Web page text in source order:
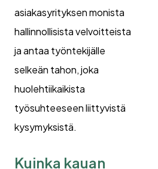
asiakasyrityksen monista
hallinnollisista velvoitteista
ja antaa työntekijälle
selkeän tahon, joka
huolehtiikaikista
työsuhteeseen liittyvistä
kysymyksistä.
Kuinka kauan